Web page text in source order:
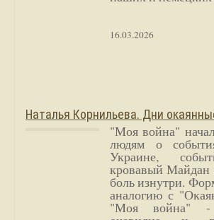
16.03.2026
Наталья Корнильева. Дни
"Моя война"
людям о
Украине,
кровавый Майдан
боль изнутри.
аналогию с
"Моя война" -